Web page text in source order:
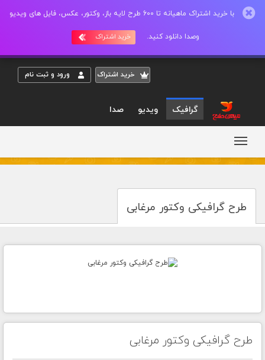
با خرید اشتراک ماهیانه تا 600 طرح لایه باز، وکتور، عکس، فایل های ویدیو
وصدا دانلود کنید. خرید اشتراک
خريد اشتراک ورود و ثبت نام
گرافیک ویدیو صدا
طرح گرافیکی وکتور مرغابی
طرح گرافیکی وکتور مرغابی